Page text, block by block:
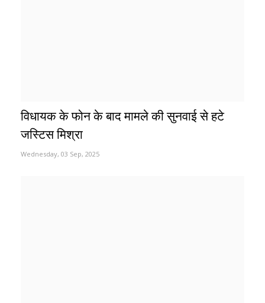
विधायक के फोन के बाद मामले की सुनवाई से हटे
जस्टिस मिश्रा
Wednesday, 03 Sep, 2025